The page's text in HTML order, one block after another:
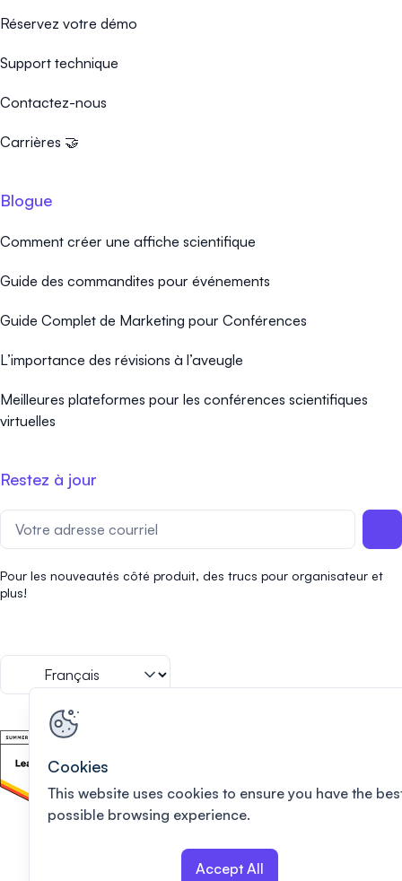
Réservez votre démo
Support technique
Contactez-nous
Carrières 🤝
Blogue
Comment créer une affiche scientifique
Guide des commandites pour événements
Guide Complet de Marketing pour Conférences
L’importance des révisions à l’aveugle
Meilleures plateformes pour les conférences scientifiques
virtuelles
Restez à jour
Pour les nouveautés côté produit, des trucs pour organisateur et
plus!
Cookies
This website uses cookies to ensure you have the
possible browsing experience.
Accept All